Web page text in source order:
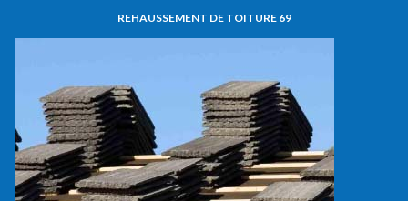
REHAUSSEMENT DE TOITURE 69